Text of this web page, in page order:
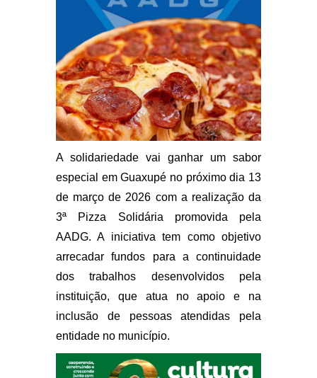
A solidariedade vai ganhar um sabor
especial em Guaxupé no próximo dia 13
de março de 2026 com a realização da
3ª Pizza Solidária promovida pela
AADG. A iniciativa tem como objetivo
arrecadar fundos para a continuidade
dos trabalhos desenvolvidos pela
instituição, que atua no apoio e na
inclusão de pessoas atendidas pela
entidade no município.